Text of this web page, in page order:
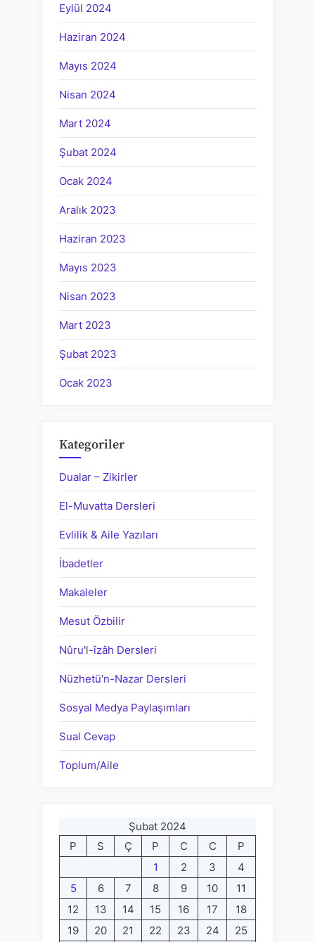
Eylül 2024
Haziran 2024
Mayıs 2024
Nisan 2024
Mart 2024
Şubat 2024
Ocak 2024
Aralık 2023
Haziran 2023
Mayıs 2023
Nisan 2023
Mart 2023
Şubat 2023
Ocak 2023
Kategoriler
Dualar – Zikirler
El-Muvatta Dersleri
Evlilik & Aile Yazıları
İbadetler
Makaleler
Mesut Özbilir
Nûru'l-îzâh Dersleri
Nüzhetü'n-Nazar Dersleri
Sosyal Medya Paylaşımları
Sual Cevap
Toplum/Aile
Şubat 2024
P
S Ç P C C
P
1
2 3
4
5
6 7 8 9 10
11
12
13 14 15 16 17
18
19
20 21 22 23 24 25